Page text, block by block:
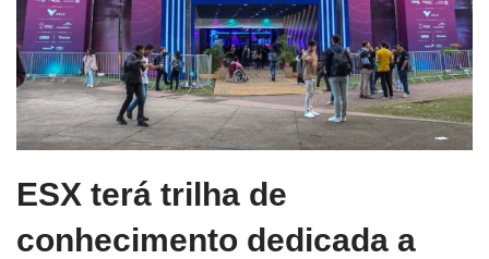
ESX terá trilha de
conhecimento dedicada a